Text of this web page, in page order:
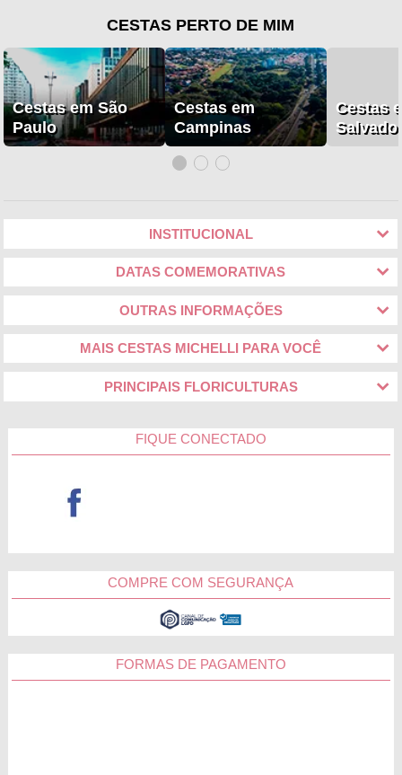
CESTAS PERTO DE MIM
Cestas em São
Paulo
Cestas em
Campinas
Cestas
INSTITUCIONAL
DATAS COMEMORATIVAS
OUTRAS INFORMAÇÕES
MAIS CESTAS MICHELLI PARA VOCÊ
PRINCIPAIS FLORICULTURAS
FIQUE CONECTADO
COMPRE COM SEGURANÇA
FORMAS DE PAGAMENTO